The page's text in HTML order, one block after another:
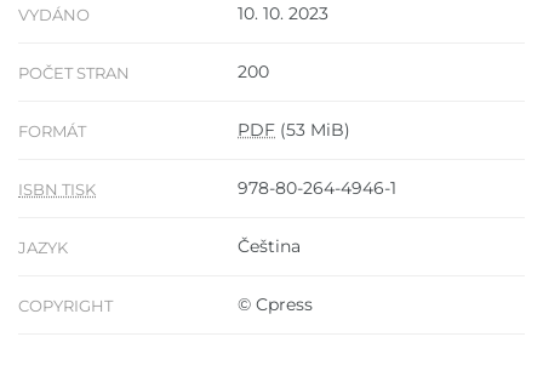
VYDÁNO 10. 10. 2023
POČET STRAN 200
FORMÁT PDF (53 MiB)
ISBN TISK 978-80-264-4946-1
JAZYK Čeština
COPYRIGHT © Cpress